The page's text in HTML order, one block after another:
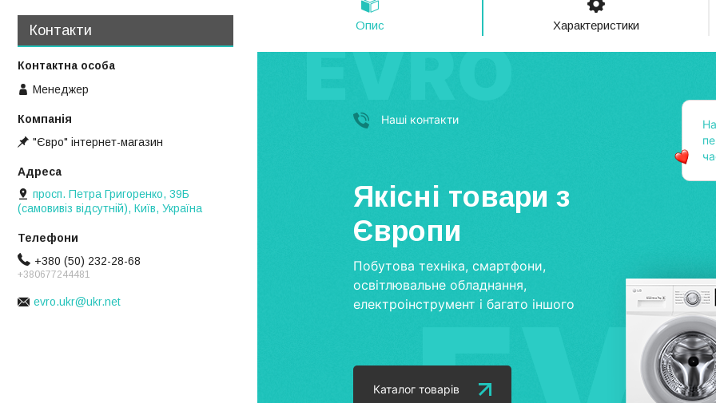
Опис Характеристики
Наші контакти
Якісні товари з
Європи
Побутова техніка, смартфони,
освітлювальне обладнання,
електроінструмент і багато іншого
Каталог товарів
Контакти
Менеджер
"Євро" інтернет-магазин
просп. Петра Григоренко, 39Б
(самовивіз відсутній), Київ, Україна
+380 (50) 232-28-68
+380677244481
evro.ukr@ukr.net